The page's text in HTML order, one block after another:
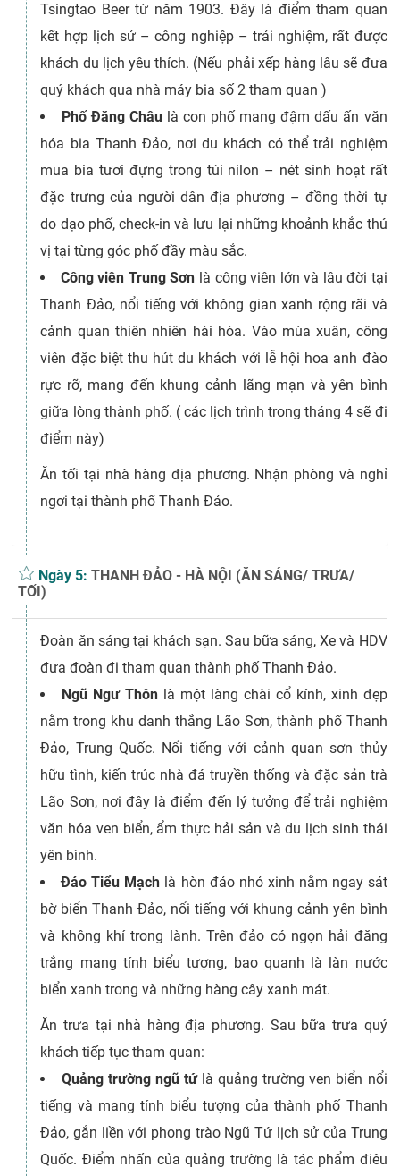
Tsingtao Beer từ năm 1903. Đây là điểm tham quan
kết hợp lịch sử – công nghiệp – trải nghiệm, rất được
khách du lịch yêu thích. (Nếu phải xếp hàng lâu sẽ đưa
quý khách qua nhà máy bia số 2 tham quan )
Phố Đăng Châu là con phố mang đậm dấu ấn văn
hóa bia Thanh Đảo, nơi du khách có thể trải nghiệm
mua bia tươi đựng trong túi nilon – nét sinh hoạt rất
đặc trưng của người dân địa phương – đồng thời tự
do dạo phố, check-in và lưu lại những khoảnh khắc thú
vị tại từng góc phố đầy màu sắc.
Công viên Trung Sơn là công viên lớn và lâu đời tại
Thanh Đảo, nổi tiếng với không gian xanh rộng rãi và
cảnh quan thiên nhiên hài hòa. Vào mùa xuân, công
viên đặc biệt thu hút du khách với lễ hội hoa anh đào
rực rỡ, mang đến khung cảnh lãng mạn và yên bình
giữa lòng thành phố. ( các lịch trình trong tháng 4 sẽ đi
điểm này)
Ăn tối tại nhà hàng địa phương. Nhận phòng và nghỉ
ngơi tại thành phố Thanh Đảo.
Ngày 5:THANH ĐẢO - HÀ NỘI (ĂN SÁNG/ TRƯA/
TỐI)
Đoàn ăn sáng tại khách sạn. Sau bữa sáng, Xe và HDV
đưa đoàn đi tham quan thành phố Thanh Đảo.
Ngũ Ngư Thôn là một làng chài cổ kính, xinh đẹp
nằm trong khu danh thắng Lão Sơn, thành phố Thanh
Đảo, Trung Quốc. Nổi tiếng với cảnh quan sơn thủy
hữu tình, kiến trúc nhà đá truyền thống và đặc sản trà
Lão Sơn, nơi đây là điểm đến lý tưởng để trải nghiệm
văn hóa ven biển, ẩm thực hải sản và du lịch sinh thái
yên bình.
Đảo Tiểu Mạch là hòn đảo nhỏ xinh nằm ngay sát
bờ biển Thanh Đảo, nổi tiếng với khung cảnh yên bình
và không khí trong lành. Trên đảo có ngọn hải đăng
trắng mang tính biểu tượng, bao quanh là làn nước
biển xanh trong và những hàng cây xanh mát.
Ăn trưa tại nhà hàng địa phương. Sau bữa trưa quý
khách tiếp tục tham quan:
Quảng trường ngũ tứ là quảng trường ven biển nổi
tiếng và mang tính biểu tượng của thành phố Thanh
Đảo, gắn liền với phong trào Ngũ Tứ lịch sử của Trung
Quốc. Điểm nhấn của quảng trường là tác phẩm điêu